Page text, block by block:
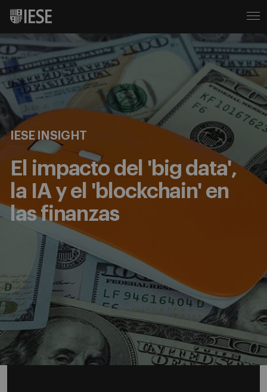
IESE INSIGHT
El impacto del 'big data',
la IA y el 'blockchain' en
las finanzas